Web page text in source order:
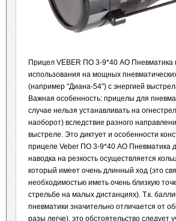
Прицел VEBER ПО 3-9*40 AO Пневматика
использования на мощных
(например "Диана-54") с энергией
Важная особенность: прицелы для
случае нельзя устанавливать на
наоборот) вследствие разного
выстреле. Это диктует и особенности
прицеле Veber ПО 3-9*40 AO Пневматика
наводка на резкость осуществляется
который имеет очень длинный ход (это
необходимостью иметь очень близкую
стрельбе на малых дистанциях). Т.к.
пневматики значительно отличается от
разы легче), это обстоятельство следует